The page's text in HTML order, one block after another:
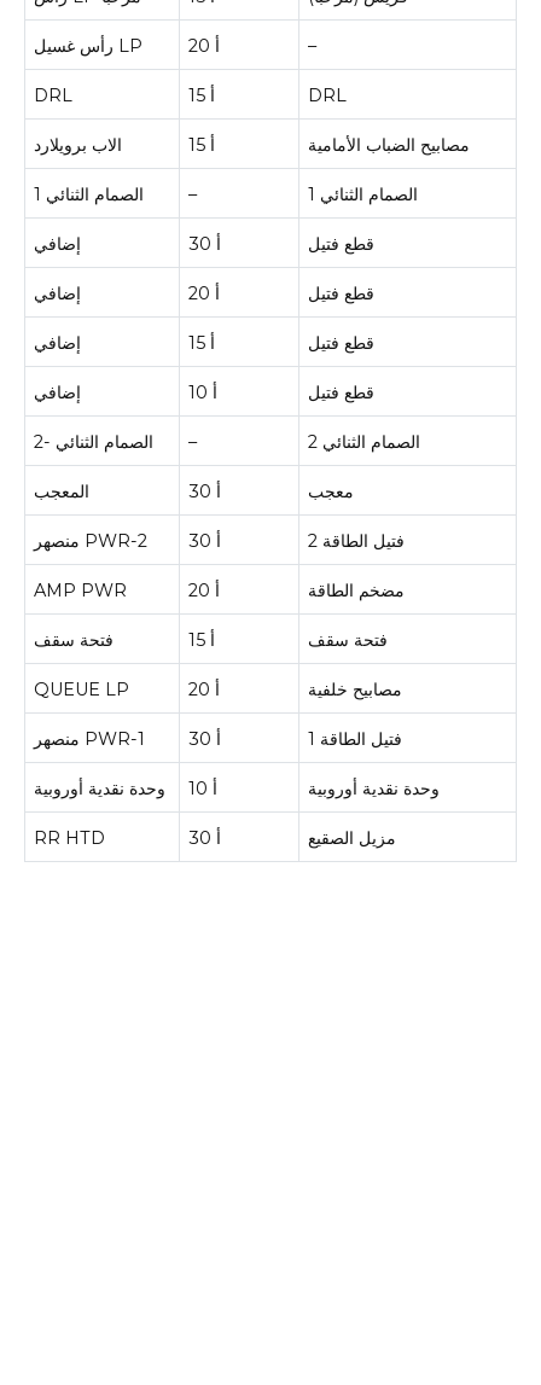
رأس غسيل LP 20 أ –
DRL 15 أ DRL
الاب برويلارد 15 أ مصابيح الضباب الأمامية
الصمام الثنائي 1 – الصمام الثنائي 1
إضافي 30 أ قطع فتيل
إضافي 20 أ قطع فتيل
إضافي 15 أ قطع فتيل
إضافي 10 أ قطع فتيل
الصمام الثنائي -2 – الصمام الثنائي 2
المعجب 30 أ معجب
منصهر PWR-2 30 أ فتيل الطاقة 2
AMP PWR 20 أ مضخم الطاقة
فتحة سقف 15 أ فتحة سقف
QUEUE LP 20 أ مصابيح خلفية
منصهر PWR-1 30 أ فتيل الطاقة 1
وحدة نقدية أوروبية 10 أ وحدة نقدية أوروبية
RR HTD 30 أ مزيل الصقيع